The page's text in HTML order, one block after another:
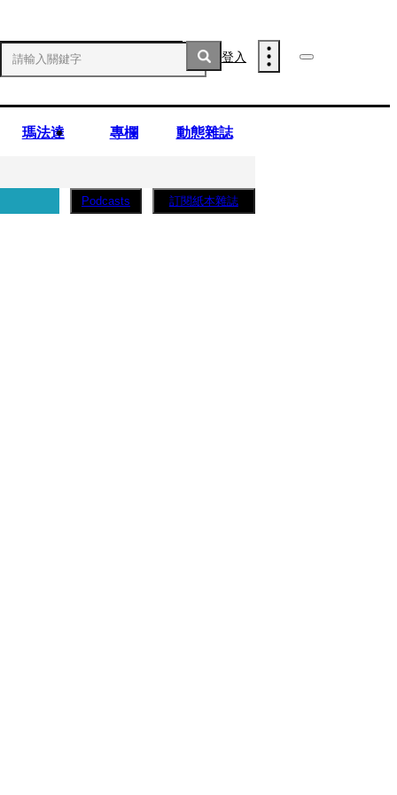
登入
瑪法達 專欄 動態雜誌
Podcasts 訂閱紙本雜誌